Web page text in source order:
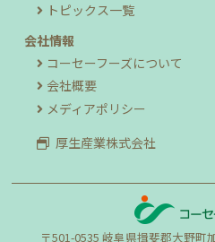
トピックス一覧
会社情報
コーセーフーズについて
会社概要
メディアポリシー
厚生産業株式会社
〒501-0535 岐阜県揖斐郡大野